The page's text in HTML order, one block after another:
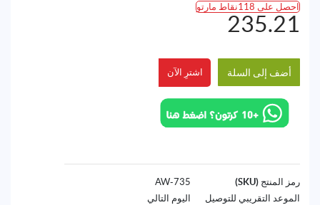
احصل على 118نقاط مارتو
235.21
أضف إلى السلة اشترِ الآن
رمز المنتج (SKU)
735-AW
الموعد التقريبي للتوصيل
اليوم التالي